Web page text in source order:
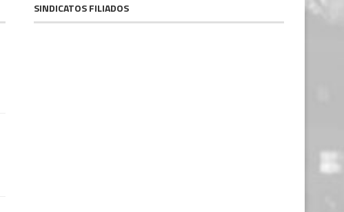
SINDICATOS FILIADOS